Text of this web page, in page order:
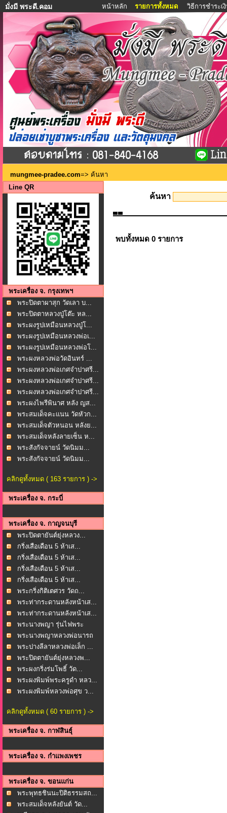
มั่งมี พระดี.คอม หน้าหลัก รายการทั้งหมด วิธีการชำระเ
mungmee-pradee.com=> ค้นหา
Line QR
พระเครื่อง จ. กรุงเทพฯ
พระปิดตาผาสุก วัดเลา บ...
พระปิดตาหลวงปู่โต๊ะ หล...
พระผงรูปเหมือนหลวงปู่โ...
พระผงรูปเหมือนหลวงพ่อเ...
พระผงรูปเหมือนหลวงพ่อโ...
พระผงหลวงพ่อวัดอินทร์ ...
พระผงหลวงพ่อเกศจำปาศรี...
พระผงหลวงพ่อเกศจำปาศรี...
พระผงหลวงพ่อเกศจำปาศรี...
พระผงไพรีพินาศ หลัง ญส...
พระสมเด็จคะแนน วัดหัวก...
พระสมเด็จตัวหนอน หลังย...
พระสมเด็จหลังลายเซ็น ห...
พระสังกัจจายน์ วัดนิมม...
พระสังกัจจายน์ วัดนิมม...
คลิกดูทั้งหมด ( 163 รายการ ) ->
พระเครื่อง จ. กระบี่
พระเครื่อง จ. กาญจนบุรี
พระปิดตายันต์ยุ่งหลวง...
กริ่งเสือเดือน 5 ห้าเส...
กริ่งเสือเดือน 5 ห้าเส...
กริ่งเสือเดือน 5 ห้าเส...
กริ่งเสือเดือน 5 ห้าเส...
พระกริ่งกิติเตศวร วัดถ...
พระท่ากระดานหลังหน้าเส...
พระท่ากระดานหลังหน้าเส...
พระนางพญา รุ่นไฟพระ
ฤกษ...พระนางพญาหลวงพ่อนารถ
น...
พระปางลีลาหลวงพ่อเล็ก ...
พระปิดตายันต์ยุ่งหลวงพ...
พระผงกริ่งร่มโพธิ์ วัด...
พระผงพิมพ์พระครูดำ หลว...
พระผงพิมพ์หลวงพ่อศุข ว...
คลิกดูทั้งหมด ( 60 รายการ ) ->
พระเครื่อง จ. กาฬสินธุ์
พระเครื่อง จ. กำแพงเพชร
พระเครื่อง จ. ขอนแก่น
พระพุทธชินนะปิติธรรมสถ...
พระสมเด็จหลังยันต์ วัด...
ค้นหา
พบทั้งหมด 0 รายการ